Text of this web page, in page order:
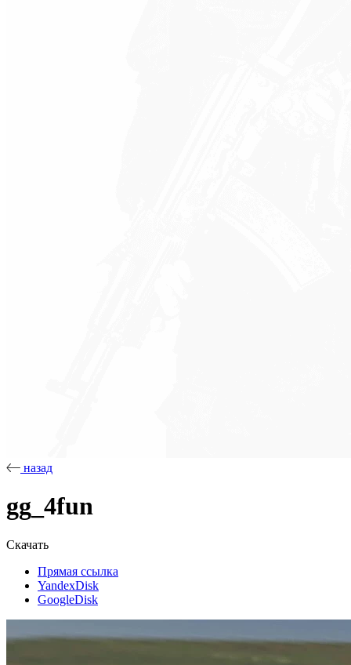
назад
gg_4fun
Скачать
Прямая ссылка
YandexDisk
GoogleDisk